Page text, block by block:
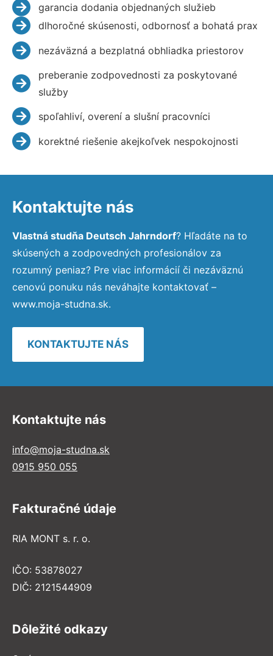
garancia dodania objednaných služieb
dlhoročné skúsenosti, odbornosť a bohatá prax
nezáväzná a bezplatná obhliadka priestorov
preberanie zodpovednosti za poskytované
služby
spoľahliví, overení a slušní pracovníci
korektné riešenie akejkoľvek nespokojnosti
Kontaktujte nás
Vlastná studňa Deutsch Jahrndorf? Hľadáte na to
skúsených a zodpovedných profesionálov za
rozumný peniaz? Pre viac informácií či nezáväznú
cenovú ponuku nás neváhajte kontaktovať –
www.moja-studna.sk.
KONTAKTUJTE NÁS
Kontaktujte nás
info@moja-studna.sk
0915 950 055
Fakturačné údaje
RIA MONT s. r. o.
IČO: 53878027
DIČ: 2121544909
Dôležité odkazy